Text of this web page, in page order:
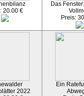
20.00 €
Das
Preis:
2022
Ein